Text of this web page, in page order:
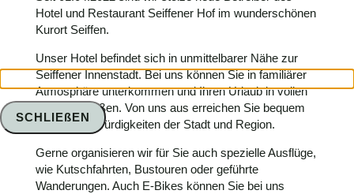
Hotel und Restaurant Seiffener Hof im wunderschönen
Kurort Seiffen.
Unser Hotel befindet sich in unmittelbarer Nähe zur
Seiffener Innenstadt. Bei uns können Sie in familiärer
Atmosphäre unterkommen und Ihren Urlaub in vollen
Zügen genießen. Von uns aus erreichen Sie bequem
alle Sehenswürdigkeiten der Stadt und Region.
Gerne organisieren wir für Sie auch spezielle Ausflüge,
wie Kutschfahrten, Bustouren oder geführte
Wanderungen. Auch E-Bikes können Sie bei uns
SCHLIEßEN